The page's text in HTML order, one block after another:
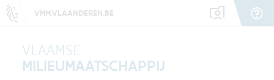
VMM.VLAANDEREN.BE
VLAAMSE
MILIEUMAATSCHAPPIJ